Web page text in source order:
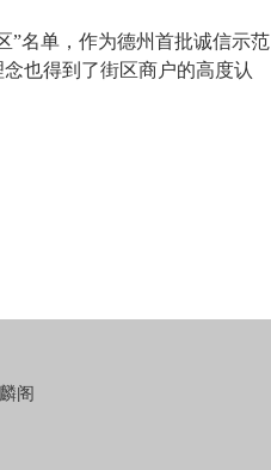
名单，作为德州首批诚信示范
也得到了街区商户的高度认
阁